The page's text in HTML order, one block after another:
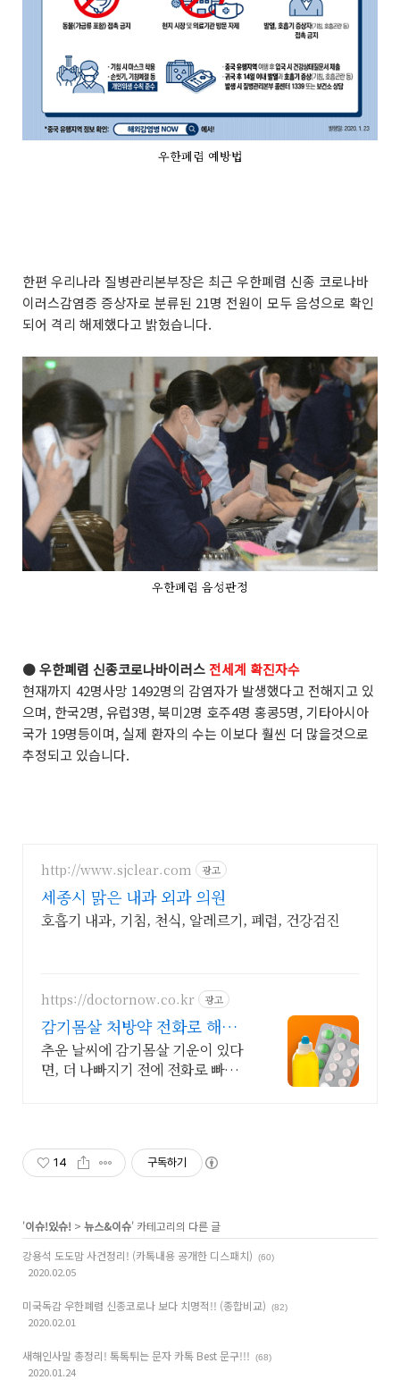
우한폐렴 예방법
한편 우리나라 질병관리본부장은 최근 우한폐렴 신종 코로나바
이러스감염증 증상자로 분류된 21명 전원이 모두 음성으로 확인
되어 격리 해제했다고 밝혔습니다.
우한폐렴 음성판정
●우한폐렴 신종코로나바이러스전세계 확진자수
현재까지 42명사망 1492명의 감염자가 발생했다고 전해지고 있
으며, 한국2명, 유럽3명, 북미2명 호주4명 홍콩5명, 기타아시아
국가 19명등이며, 실제 환자의 수는 이보다 훨씬 더 많을것으로
추정되고 있습니다.
http://www.sjclear.com 광고
세종시 맑은 내과 외과 의원
호흡기 내과, 기침, 천식, 알레르기, 폐렴, 건강검진
https://doctornow.co.kr 광고
감기몸살 처방약 전화로 해결
365일 24시간 진료가능
추운 날씨에 감기몸살 기운이 있다
면, 더 나빠지기 전에 전화로 빠르게
14 구독하기
'이슈!있슈! > 뉴스&이슈' 카테고리의 다른 글
강용석 도도맘 사건정리! (카톡내용 공개한 디스패치)
(60)
2020.02.05
미국독감 우한폐렴 신종코로나 보다 치명적!! (종합비교) (82)
2020.02.01
새해인사말 총정리! 톡톡튀는 문자 카톡 Best 문구!!! (68)
2020.01.24